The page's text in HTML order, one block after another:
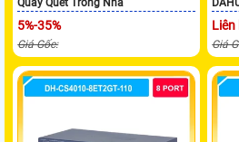
Quay Quét Trong Nhà
5%-35%
Giá Gốc:
Liên
Giá